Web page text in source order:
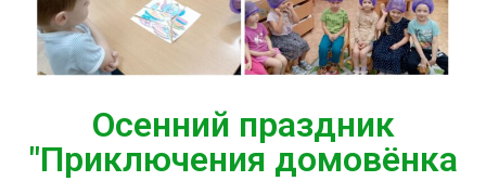
Осенний праздник
"Приключения домовёнка